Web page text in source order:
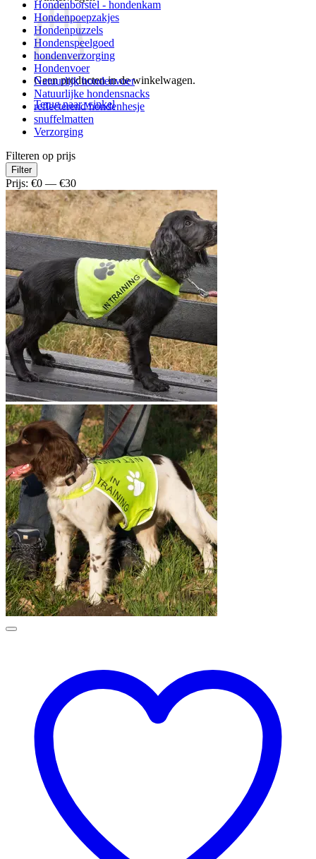
Geen producten in de winkelwagen.
Terug naar winkel
Hondenborstel - hondenkam
Hondenpoepzakjes
Hondenpuzzels
Hondenspeelgoed
hondenverzorging
Hondenvoer
Natuurlijk hondenvoer
Natuurlijke hondensnacks
reflecterend hondenhesje
snuffelmatten
Verzorging
Filteren op prijs
Min.
prijs
Max.
prijs
Filter
Prijs: €0 — €30